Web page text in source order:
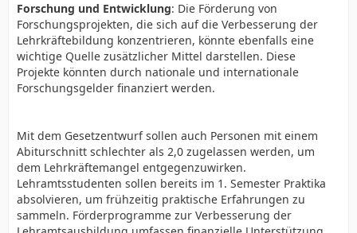
Forschung und Entwicklung: Die Förderung von
Forschungsprojekten, die sich auf die Verbesserung der
Lehrkräftebildung konzentrieren, könnte ebenfalls eine
wichtige Quelle zusätzlicher Mittel darstellen. Diese
Projekte könnten durch nationale und internationale
Forschungsgelder finanziert werden.
Mit dem Gesetzentwurf sollen auch Personen mit einem
Abiturschnitt schlechter als 2,0 zugelassen werden, um
dem Lehrkräftemangel entgegenzuwirken.
Lehramtsstudenten sollen bereits im 1. Semester Praktika
absolvieren, um frühzeitig praktische Erfahrungen zu
sammeln. Förderprogramme zur Verbesserung der